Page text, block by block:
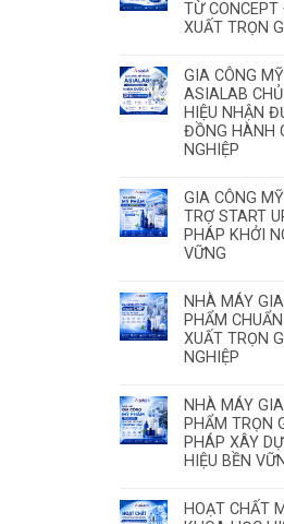
TỪ CONCEPT
XUẤT TRỌN
GIA CÔNG
ASIALAB
HIỆU NHẬN
ĐỒNG HÀNH
NGHIỆP
GIA CÔNG
TRỢ START
PHÁP KHỞI
VỮNG
NHÀ MÁY
PHẨM
XUẤT TRỌN
NGHIỆP
NHÀ MÁY
PHẨM TRỌN
PHÁP XÂY
HIỆU BỀN
HOẠT CHẤT